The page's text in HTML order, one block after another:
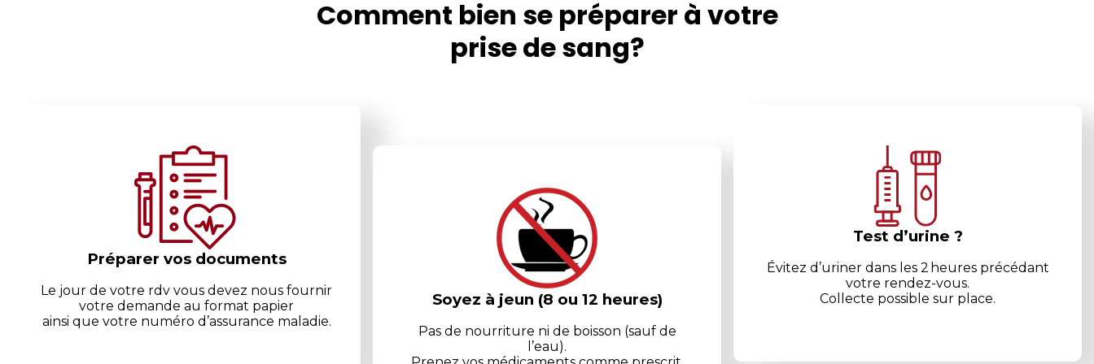
Comment bien se préparer à votre
prise de sang?
Préparer vos documents
Le jour de votre rdv vous devez nous fournir
votre demande au format papier
ainsi que votre numéro d’assurance maladie.
Soyez à jeun (8 ou 12 heures)
Pas de nourriture ni de boisson (sauf de
l’eau).
Test d’urine ?
Évitez d’uriner dans les 2 heures précédant
votre rendez-vous.
Collecte possible sur place.